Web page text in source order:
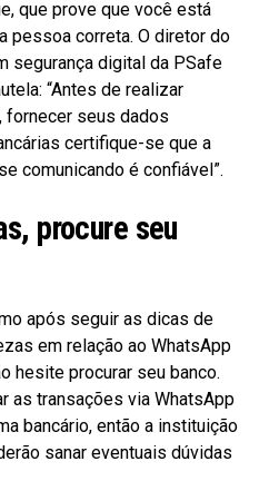
que prove que você está
pessoa correta. O diretor do
segurança digital da PSafe
“Antes de realizar
fornecer seus dados
certifique-se que a
comunicando é confiável”.
procure seu
após seguir as dicas de
em relação ao WhatsApp
hesite procurar seu banco.
as transações via WhatsApp
bancário, então a instituição
sanar eventuais dúvidas